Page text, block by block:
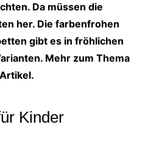
Da müssen die
her. Die farbenfrohen
gibt es in fröhlichen
Mehr zum Thema
Kinder